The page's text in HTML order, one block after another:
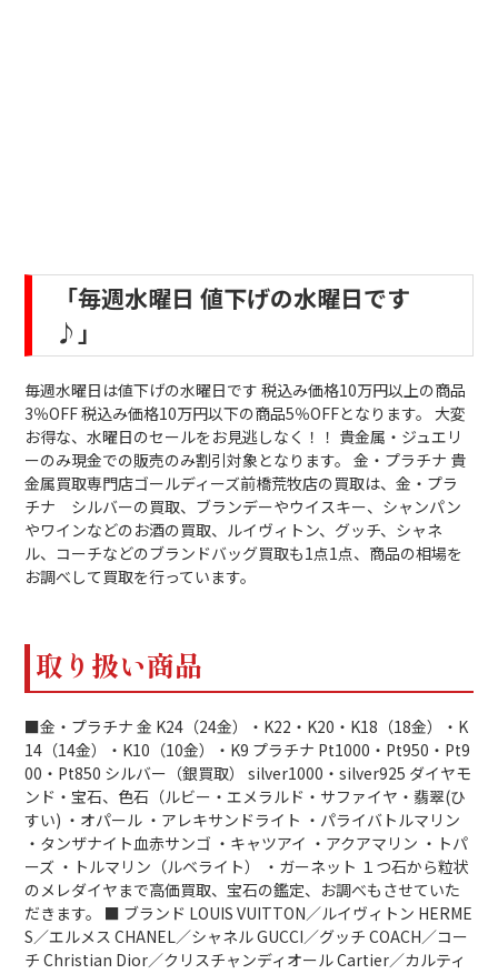
「毎週水曜日 値下げの水曜日です
♪」
毎週水曜日は値下げの水曜日です 税込み価格10万円以上の商品
3％OFF 税込み価格10万円以下の商品5％OFFとなります。 大変
お得な、水曜日のセールをお見逃しなく！！ 貴金属・ジュエリ
ーのみ現金での販売のみ割引対象となります。 金・プラチナ 貴
金属買取専門店ゴールディーズ前橋荒牧店の買取は、金・プラ
チナ シルバーの買取、ブランデーやウイスキー、シャンパン
やワインなどのお酒の買取、ルイヴィトン、グッチ、シャネ
ル、コーチなどのブランドバッグ買取も1点1点、商品の相場を
お調べして買取を行っています。
取り扱い商品
■金・プラチナ 金 K24（24金）・K22・K20・K18（18金）・K
14（14金）・K10（10金）・K9 プラチナ Pt1000・Pt950・Pt9
00・Pt850 シルバー（銀買取） silver1000・silver925 ダイヤモ
ンド・宝石、色石（ルビー・エメラルド・サファイヤ・翡翠(ひ
すい) ・オパール ・アレキサンドライト ・パライバトルマリン
・タンザナイト血赤サンゴ ・キャツアイ ・アクアマリン ・トパ
ーズ ・トルマリン（ルベライト） ・ガーネット １つ石から粒状
のメレダイヤまで高価買取、宝石の鑑定、お調べもさせていた
だきます。 ■ ブランド LOUIS VUITTON／ルイヴィトン HERME
S／エルメス CHANEL／シャネル GUCCI／グッチ COACH／コー
チ Christian Dior／クリスチャンディオール Cartier／カルティ